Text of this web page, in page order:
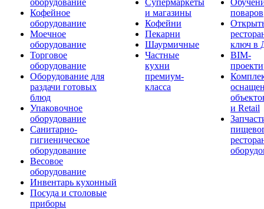
оборудование
Кофейное
оборудование
Моечное
оборудование
Торговое
оборудование
Оборудование для
раздачи готовых
блюд
Упаковочное
оборудование
Санитарно-
гигиеническое
оборудование
Весовое
оборудование
Инвентарь кухонный
Посуда и столовые
приборы
Супермаркеты
и магазины
Кофейни
Пекарни
Шаурмичные
Частные
кухни
премиум-
класса
поваров
ключ в
BIM-
и Retail